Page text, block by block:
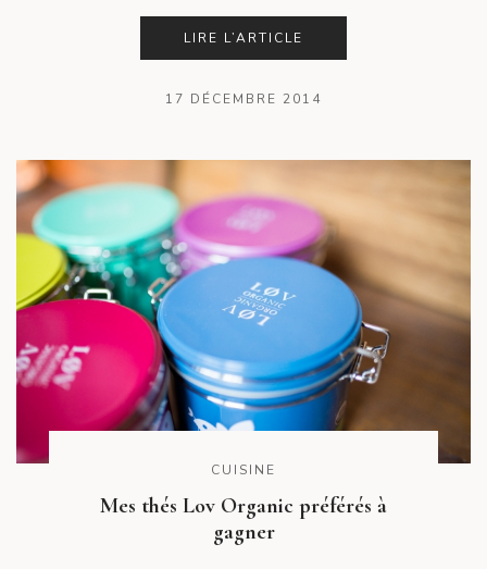
LIRE L’ARTICLE
17 DÉCEMBRE 2014
CUISINE
Mes thés Lov Organic préférés à
gagner